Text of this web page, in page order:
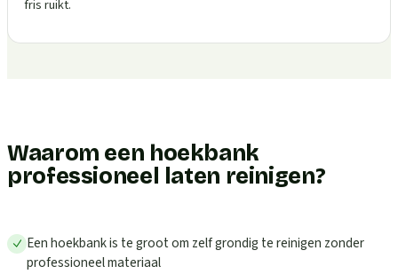
fris ruikt.
Waarom een hoekbank
professioneel laten reinigen?
Een hoekbank is te groot om zelf grondig te reinigen zonder
professioneel materiaal